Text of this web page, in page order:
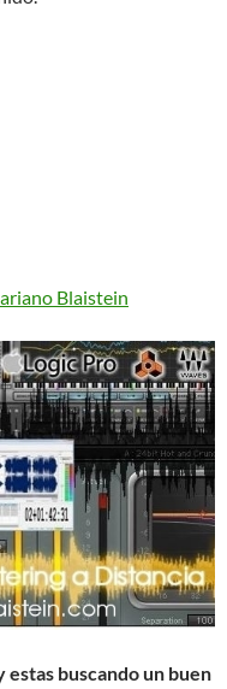
Blaistein
buscando un buen